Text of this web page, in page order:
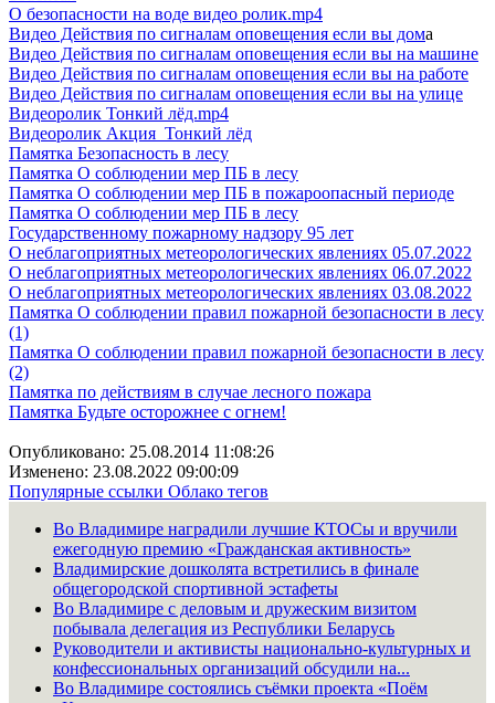
О безопасности на воде видео ролик.mp4
Видео Действия по сигналам оповещения если вы дома
Видео Действия по сигналам оповещения если вы на машине
Видео Действия по сигналам оповещения если вы на работе
Видео Действия по сигналам оповещения если вы на улице
Видеоролик Тонкий лёд.mp4
Видеоролик Акция_Тонкий лёд
Памятка Безопасность в лесу
Памятка О соблюдении мер ПБ в лесу
Памятка О соблюдении мер ПБ в пожароопасный периоде
Памятка О соблюдении мер ПБ в лесу
Государственному пожарному надзору 95 лет
О неблагоприятных метеорологических явлениях 05.07.2022
О неблагоприятных метеорологических явлениях 06.07.2022
О неблагоприятных метеорологических явлениях 03.08.2022
Памятка О соблюдении правил пожарной безопасности в лесу
(1)
Памятка О соблюдении правил пожарной безопасности в лесу
(2)
Памятка по действиям в случае лесного пожара
Памятка Будьте осторожнее с огнем!
Опубликовано: 25.08.2014 11:08:26
Изменено: 23.08.2022 09:00:09
Популярные ссылки Облако тегов
Во Владимире наградили лучшие КТОСы и вручили
ежегодную премию «Гражданская активность»
Владимирские дошколята встретились в финале
общегородской спортивной эстафеты
Во Владимире с деловым и дружеским визитом
побывала делегация из Республики Беларусь
Руководители и активисты национально-культурных и
конфессиональных организаций обсудили на...
Во Владимире состоялись съёмки проекта «Поём